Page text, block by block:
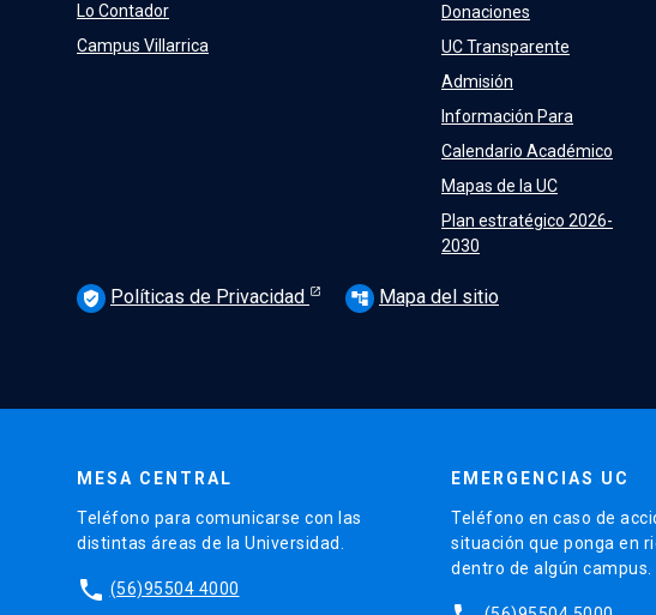
Lo Contador
Campus Villarrica
Donaciones
UC Transparente
Admisión
Información Para
Calendario Académico
Mapas de la UC
Plan estratégico 2026-
2030
verified_user Políticas de Privacidad account_tree Mapa del sitio
MESA CENTRAL
Teléfono para comunicarse con las
distintas áreas de la Universidad.
phone (56)95504 4000
EMERGENCIAS UC
Teléfono en caso de
situación que ponga en
dentro de algún campus.